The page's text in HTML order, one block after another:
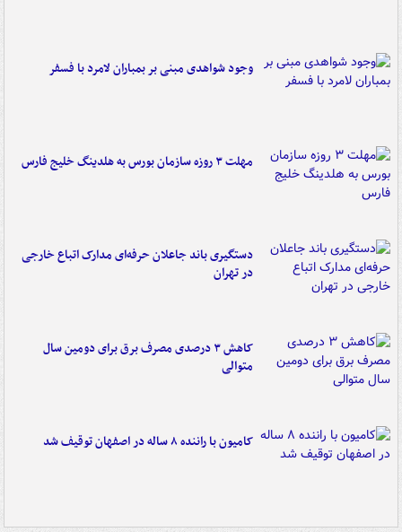
وجود شواهدی مبنی بر بمباران لامرد با فسفر
مهلت ۳ روزه سازمان بورس به هلدینگ خلیج فارس
دستگیری باند جاعلان حرفه‌ای مدارک اتباع خارجی
در تهران
کاهش ۳ درصدی مصرف برق برای دومین سال
متوالی
کامیون با راننده ۸ ساله در اصفهان توقیف شد